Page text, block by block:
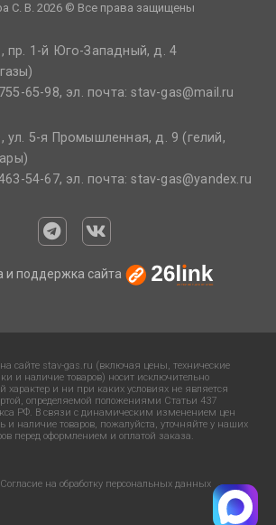
С. В. 2026 © Все права защищены
пр. 1-й Юго-Западный, д. 4
65-98, эл. почта: stav-gas@mail.ru​
ул. 5-я Промышленная, д. 9 (гелий,
54-67, эл. почта: stav-gas@yandex.ru​
и поддержка сайта
сайте stav-gas.ru (включая цены, технические
и наличие товаров) носит исключительно
характер и ни при каких условиях не является
определяемой положениями Статьи 437
РФ. В связи с динамическим изменением цен
и наличие товаров, пожалуйста, уточняйте у наших
перед оформлением и оплатой заказа.
на обработку персональных данных